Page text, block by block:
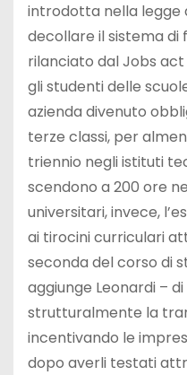
introdotta nella legge
decollare il sistema di
rilanciato dal Jobs act
gli studenti delle
azienda divenuto
terze classi, per
triennio negli istituti
scendono a 200 ore
universitari, invece,
ai tirocini curriculari
seconda del corso di
aggiunge Leonardi –
strutturalmente la
incentivando le
dopo averli testati